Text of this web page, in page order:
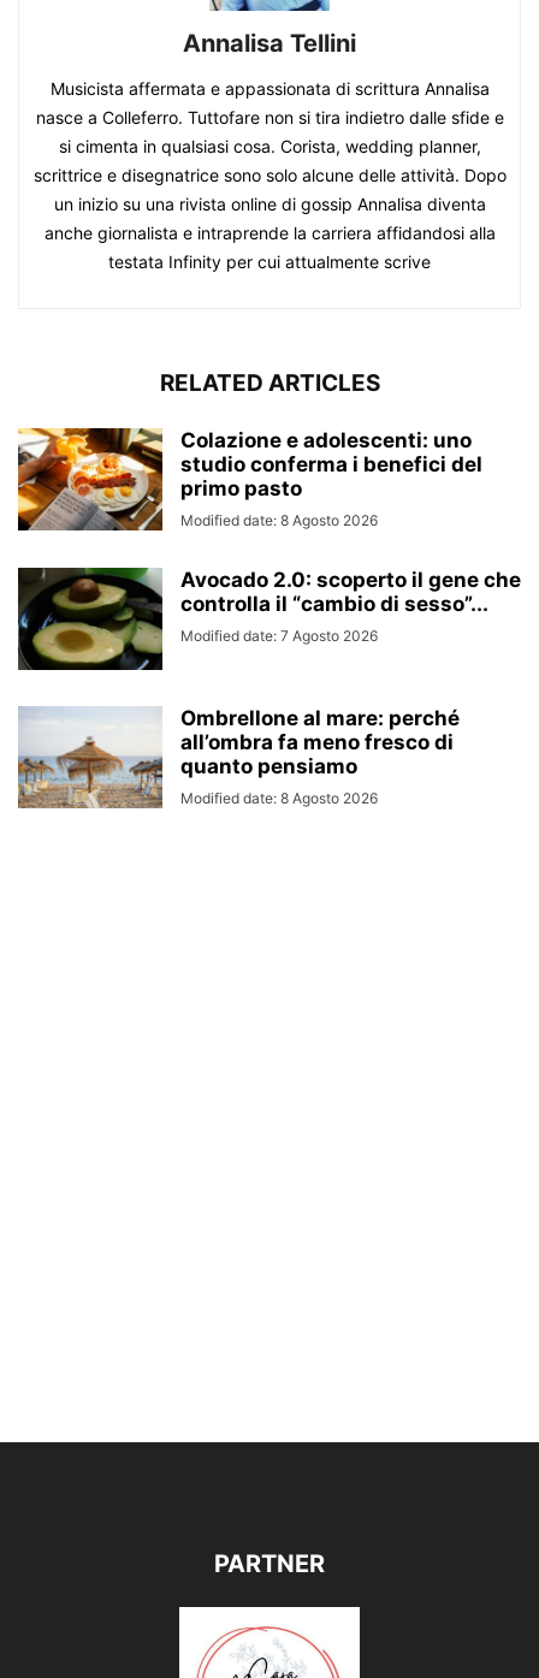
Annalisa Tellini
Musicista affermata e appassionata di scrittura Annalisa
nasce a Colleferro. Tuttofare non si tira indietro dalle sfide e
si cimenta in qualsiasi cosa. Corista, wedding planner,
scrittrice e disegnatrice sono solo alcune delle attività. Dopo
un inizio su una rivista online di gossip Annalisa diventa
anche giornalista e intraprende la carriera affidandosi alla
testata Infinity per cui attualmente scrive
RELATED ARTICLES
Colazione e adolescenti: uno
studio conferma i benefici del
primo pasto
Modified date: 8 Agosto 2026
Avocado 2.0: scoperto il gene che
controlla il “cambio di sesso”...
Modified date: 7 Agosto 2026
Ombrellone al mare: perché
all’ombra fa meno fresco di
quanto pensiamo
Modified date: 8 Agosto 2026
PARTNER